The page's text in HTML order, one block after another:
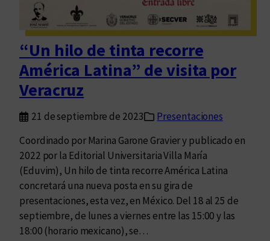
o
s
i
r
e
t
i
c
i
p
r
á
u
e
v
a
m
e
n
“Un hilo de tinta recorre
América Latina” de visita por
Veracruz
21 de septiembre de 2023
Presentaciones
Coordinado por Marina Garone Gravier y publicado en
2022 por la Editorial Universitaria Villa María
(Eduvim), Un hilo de tinta recorre América Latina
concretará una nueva posta en su gira de
presentaciones, esta vez, en México. Del 18 al 25 de
septiembre, de lunes a viernes entre las 15:00 y las
18:00 (horario mexicano), se…